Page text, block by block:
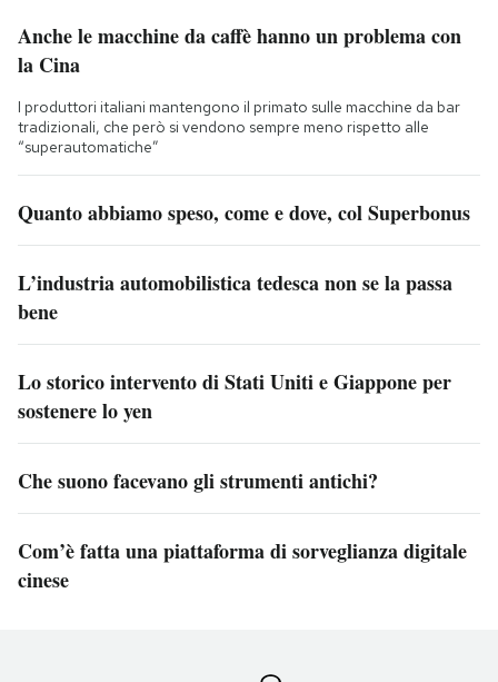
Anche le macchine da caffè hanno un problema con
la Cina
I produttori italiani mantengono il primato sulle macchine da bar
tradizionali, che però si vendono sempre meno rispetto alle
“superautomatiche”
Quanto abbiamo speso, come e dove, col Superbonus
L’industria automobilistica tedesca non se la passa
bene
Lo storico intervento di Stati Uniti e Giappone per
sostenere lo yen
Che suono facevano gli strumenti antichi?
Com’è fatta una piattaforma di sorveglianza digitale
cinese